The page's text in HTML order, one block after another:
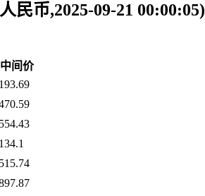
民币,2025-09-21 00:00:05)
中间价
193.69
554.43
134.1
515.74